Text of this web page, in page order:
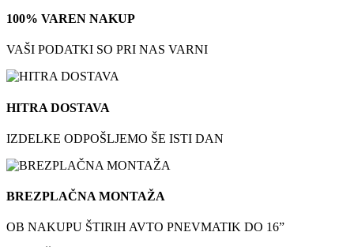
100% VAREN NAKUP
VAŠI PODATKI SO PRI NAS VARNI
HITRA DOSTAVA
IZDELKE ODPOŠLJEMO ŠE ISTI DAN
BREZPLAČNA MONTAŽA
OB NAKUPU ŠTIRIH AVTO PNEVMATIK DO 16”